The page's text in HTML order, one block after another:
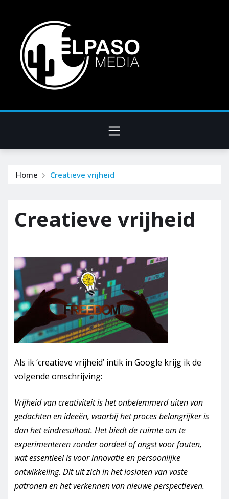
Home Creatieve vrijheid
Creatieve vrijheid
Als ik ‘creatieve vrijheid’ intik in Google krijg ik de
volgende omschrijving:
Vrijheid van creativiteit is het onbelemmerd uiten van
gedachten en ideeën, waarbij het proces belangrijker is
dan het eindresultaat. Het biedt de ruimte om te
experimenteren zonder oordeel of angst voor fouten,
wat essentieel is voor innovatie en persoonlijke
ontwikkeling. Dit uit zich in het loslaten van vaste
patronen en het verkennen van nieuwe perspectieven.